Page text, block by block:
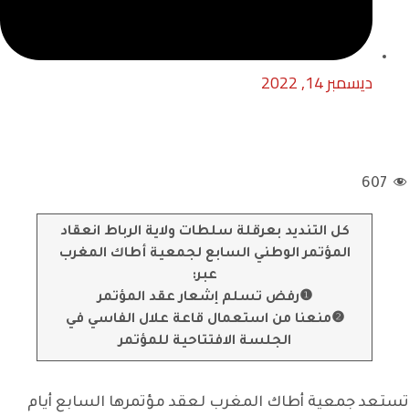
ديسمبر 14, 2022
607
كل التنديد بعرقلة سلطات ولاية الرباط انعقاد
المؤتمر الوطني السابع لجمعية أطاك المغرب
عبر:
❶رفض تسلم إشعار عقد المؤتمر
❷منعنا من استعمال قاعة علال الفاسي في
الجلسة الافتتاحية للمؤتمر
تستعد جمعية أطاك المغرب لعقد مؤتمرها السابع أيام